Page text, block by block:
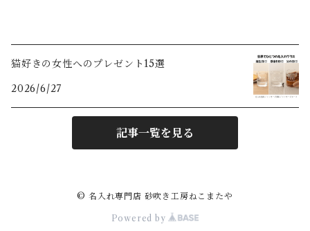
猫好きの女性へのプレゼント15選
2026/6/27
記事一覧を見る
© 名入れ専門店 砂吹き工房ねこまたや
Powered by